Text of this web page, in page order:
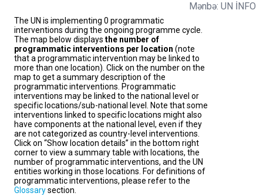
Mənbə: UN İNFO
The UN is implementing 0 programmatic
interventions during the ongoing programme cycle.
The map below displays the number of
programmatic interventions per location (note
that a programmatic intervention may be linked to
more than one location). Click on the number on the
map to get a summary description of the
programmatic interventions. Programmatic
interventions may be linked to the national level or
specific locations/sub-national level. Note that some
interventions linked to specific locations might also
have components at the national level, even if they
are not categorized as country-level interventions.
Click on “Show location details” in the bottom right
corner to view a summary table with locations, the
number of programmatic interventions, and the UN
entities working in those locations. For definitions of
programmatic interventions, please refer to the
Glossarysection.